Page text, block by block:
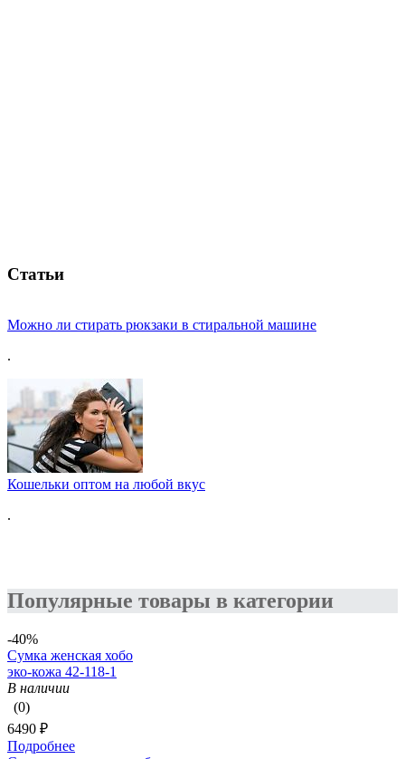
Статьи
Можно ли стирать рюкзаки в стиральной машине
.
Кошельки оптом на любой вкус
.
Популярные товары в категории
-40%
Сумка женская хобо
эко-кожа 42-118-1
В наличии
(0)
6490 ₽
Подробнее